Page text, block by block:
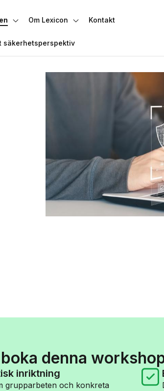
Om Lexicon Kontakt
säkerhetsperspektiv
denna
inriktning
grupparbeten och konkreta